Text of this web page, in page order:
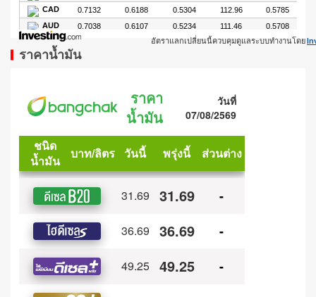
อัตราแลกเปลี่ยนนี้ควบคุมดูแลระบบทำงานโดย
ราคาน้ำมัน